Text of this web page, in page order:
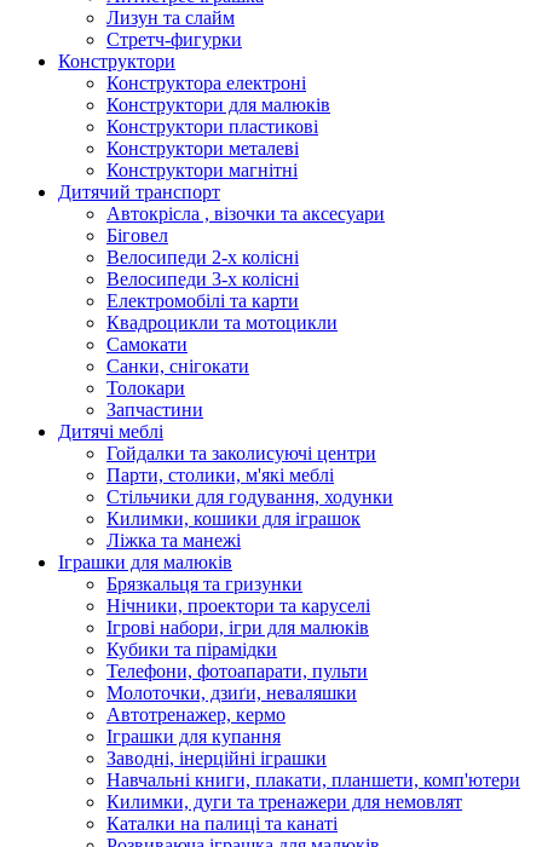
Лизун та слайм
Стретч-фигурки
Конструктори
Конструктора електроні
Конструктори для малюків
Конструктори пластикові
Конструктори металеві
Конструктори магнітні
Дитячий транспорт
Автокрісла , візочки та аксесуари
Біговел
Велосипеди 2-х колісні
Велосипеди 3-х колісні
Електромобілі та карти
Квадроцикли та мотоцикли
Самокати
Санки, снігокати
Толокари
Запчастини
Дитячі меблі
Гойдалки та заколисуючі центри
Парти, столики, м'які меблі
Стільчики для годування, ходунки
Килимки, кошики для іграшок
Ліжка та манежі
Іграшки для малюків
Брязкальця та гризунки
Нічники, проектори та каруселі
Ігрові набори, ігри для малюків
Кубики та пірамідки
Телефони, фотоапарати, пульти
Молоточки, дзиґи, неваляшки
Автотренажер, кермо
Іграшки для купання
Заводні, інерційні іграшки
Навчальні книги, плакати, планшети, комп'ютери
Килимки, дуги та тренажери для немовлят
Каталки на палиці та канаті